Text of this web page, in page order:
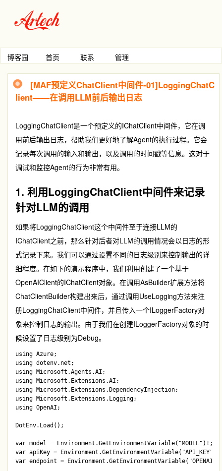
博客园 首页 联系 管理
[MAF预定义ChatClient中间件-01]LoggingChatC
lient——在调用LLM前后输出日志
LoggingChatClient是一个预定义的IChatClient中间件，它在调
用前后输出日志，帮助我们更好地了解Agent的执行过程。它会
记录每次调用的输入和输出，以及调用的时间戳等信息。这对于
调试和监控Agent的行为非常有用。
1. 利用LoggingChatClient中间件来记录
针对LLM的调用
如果将LoggingChatClient这个中间件至于连接LLM的
IChatClient之前，那么针对后者对LLM的调用情况会以日志的形
式记录下来。我们可以通过设置不同的日志级别来控制输出的详
细程度。在如下的演示程序中，我们利用创建了一个基于
OpenAIClient的IChatClient对象。在调用AsBuilder扩展方法将
ChatClientBuilder构建出来后，通过调用UseLogging方法来注
册LoggingChatClient中间件，并且传入一个ILoggerFactory对
象来控制日志的输出。由于我们在创建ILoggerFactory对象的时
候设置了日志级别为Debug。
using Azure;
using dotenv.net;
using Microsoft.Agents.AI;
using Microsoft.Extensions.AI;
using Microsoft.Extensions.DependencyInjection;
using Microsoft.Extensions.Logging;
using OpenAI;
DotEnv.Load();
var model = Environment.GetEnvironmentVariable("MODEL")!;
var apiKey =
var endpoint =